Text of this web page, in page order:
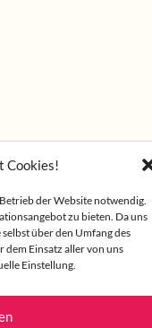
Cookies!
der Website notwendig.
zu bieten. Da uns
über den Umfang des
dem Einsatz aller von uns
Einstellung.